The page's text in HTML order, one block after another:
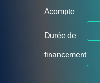
Acompte
Durée de
financement